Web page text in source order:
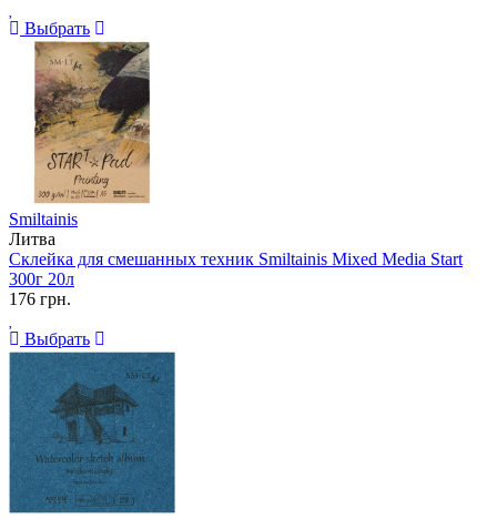
Выбрать
Smiltainis
Литва
Склейка для смешанных техник Smiltainis Mixed Media Start
300г 20л
176 грн.
Выбрать